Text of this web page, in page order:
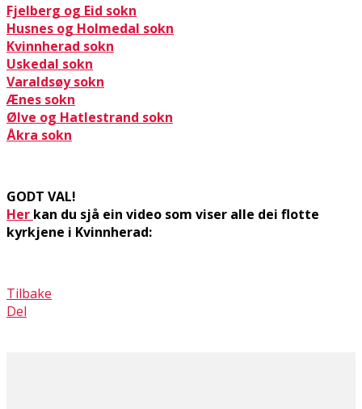
Fjelberg og Eid sokn
Husnes og Holmedal sokn
Kvinnherad sokn
Uskedal sokn
Varaldsøy sokn
Ænes sokn
Ølve og Hatlestrand sokn
Åkra sokn
GODT VAL!
Her kan du sjå ein video som viser alle dei flotte
kyrkjene i Kvinnherad:
Tilbake
Del